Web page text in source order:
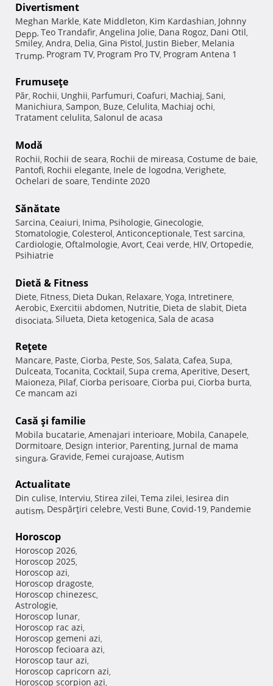
Divertisment
Meghan Markle, Kate Middleton, Kim Kardashian, Johnny
Depp, Teo Trandafir, Angelina Jolie, Dana Rogoz, Dani Otil,
Smiley, Andra, Delia, Gina Pistol, Justin Bieber, Melania
Trump, Program TV, Program Pro TV, Program Antena 1
Frumuseţe
Păr, Rochii, Unghii, Parfumuri, Coafuri, Machiaj, Sani,
Manichiura, Sampon, Buze, Celulita, Machiaj ochi,
Tratament celulita, Salonul de acasa
Modă
Rochii, Rochii de seara, Rochii de mireasa, Costume de baie,
Pantofi, Rochii elegante, Inele de logodna, Verighete,
Ochelari de soare, Tendinte 2020
Sănătate
Sarcina, Ceaiuri, Inima, Psihologie, Ginecologie,
Stomatologie, Colesterol, Anticonceptionale, Test sarcina,
Cardiologie, Oftalmologie, Avort, Ceai verde, HIV, Ortopedie,
Psihiatrie
Dietă & Fitness
Diete, Fitness, Dieta Dukan, Relaxare, Yoga, Intretinere,
Aerobic, Exercitii abdomen, Nutritie, Dieta de slabit, Dieta
disociata, Silueta, Dieta ketogenica, Sala de acasa
Reţete
Mancare, Paste, Ciorba, Peste, Sos, Salata, Cafea, Supa,
Dulceata, Tocanita, Cocktail, Supa crema, Aperitive, Desert,
Maioneza, Pilaf, Ciorba perisoare, Ciorba pui, Ciorba burta,
Ce mancam azi
Casă şi familie
Mobila bucatarie, Amenajari interioare, Mobila, Canapele,
Dormitoare, Design interior, Parenting, Jurnal de mama
singura, Gravide, Femei curajoase, Autism
Actualitate
Din culise, Interviu, Stirea zilei, Tema zilei, Iesirea din
autism, Despărţiri celebre, Vesti Bune, Covid-19, Pandemie
Horoscop
Horoscop 2026,
Horoscop 2025,
Horoscop azi,
Horoscop dragoste,
Horoscop chinezesc,
Astrologie,
Horoscop lunar,
Horoscop rac azi,
Horoscop gemeni azi,
Horoscop fecioara azi,
Horoscop taur azi,
Horoscop capricorn azi,
Horoscop scorpion azi,